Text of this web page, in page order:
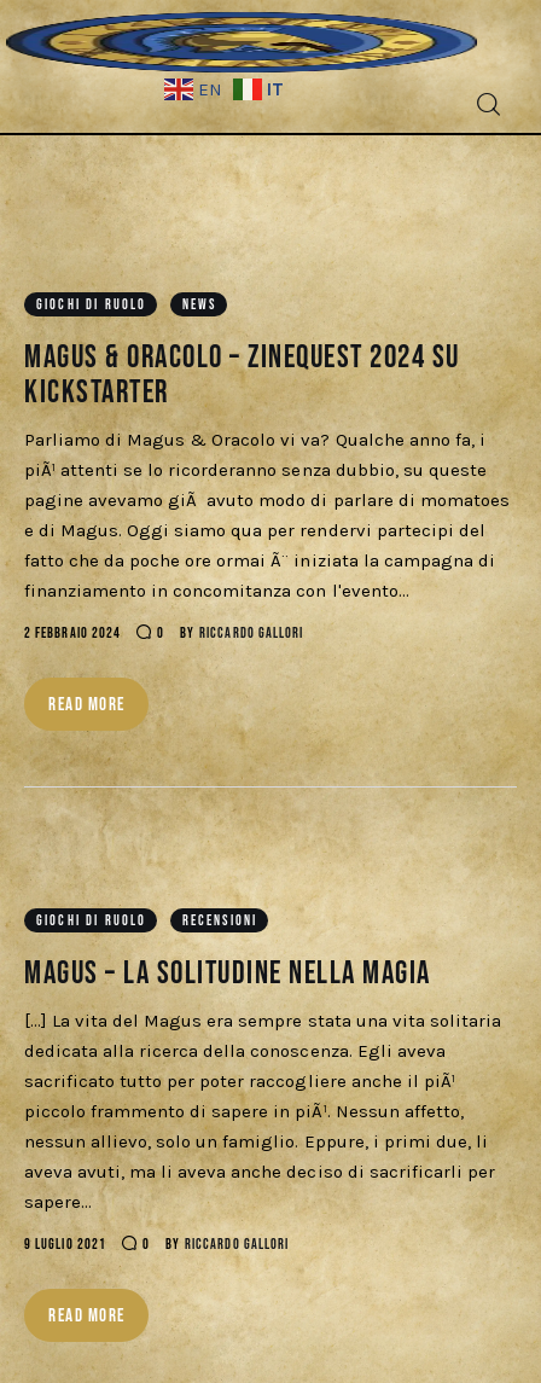
EN IT
Fantascienza
Fantasy
Games
Recensioni
Libri e fumetti
Cercatori
Download
GIOCHI DI RUOLO NEWS
Magus & Oracolo – ZineQuest 2024 su
Kickstarter
Parliamo di Magus & Oracolo vi va? Qualche anno fa, i
piÃ¹ attenti se lo ricorderanno senza dubbio, su queste
pagine avevamo giÃ avuto modo di parlare di momatoes
e di Magus. Oggi siamo qua per rendervi partecipi del
fatto che da poche ore ormai Ã¨ iniziata la campagna di
finanziamento in concomitanza con l'evento…
2 FEBBRAIO 2024 0 BY RICCARDO GALLORI
READ MORE
GIOCHI DI RUOLO RECENSIONI
Magus – La solitudine nella Magia
[...] La vita del Magus era sempre stata una vita solitaria
dedicata alla ricerca della conoscenza. Egli aveva
sacrificato tutto per poter raccogliere anche il piÃ¹
piccolo frammento di sapere in piÃ¹. Nessun affetto,
nessun allievo, solo un famiglio. Eppure, i primi due, li
aveva avuti, ma li aveva anche deciso di sacrificarli per
sapere…
9 LUGLIO 2021 0 BY RICCARDO GALLORI
READ MORE